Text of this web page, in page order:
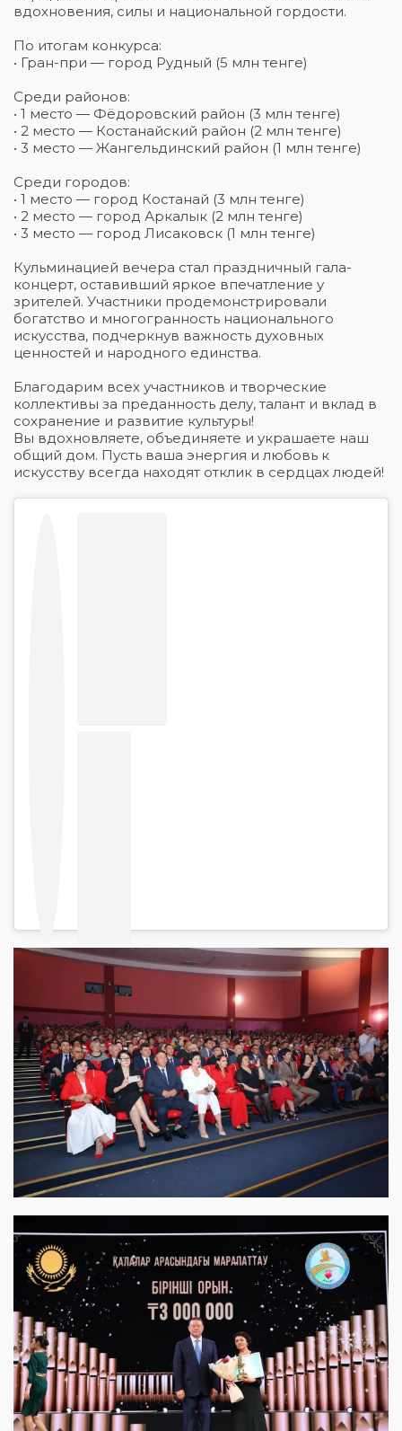
вдохновения, силы и национальной гордости.
По итогам конкурса:
• Гран-при — город Рудный (5 млн тенге)
Среди районов:
• 1 место — Фёдоровский район (3 млн тенге)
• 2 место — Костанайский район (2 млн тенге)
• 3 место — Жангельдинский район (1 млн тенге)
Среди городов:
• 1 место — город Костанай (3 млн тенге)
• 2 место — город Аркалык (2 млн тенге)
• 3 место — город Лисаковск (1 млн тенге)
Кульминацией вечера стал праздничный гала-
концерт, оставивший яркое впечатление у
зрителей. Участники продемонстрировали
богатство и многогранность национального
искусства, подчеркнув важность духовных
ценностей и народного единства.
Благодарим всех участников и творческие
коллективы за преданность делу, талант и вклад в
сохранение и развитие культуры!
Вы вдохновляете, объединяете и украшаете наш
общий дом. Пусть ваша энергия и любовь к
искусству всегда находят отклик в сердцах людей!